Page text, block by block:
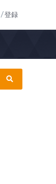
/登録